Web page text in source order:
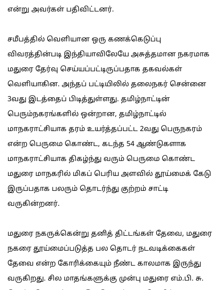
என்று அவர்கள் பதிவிட்டனர்.
சமீபத்தில் வெளியான ஒரு கணக்கெடுப்பு
விவரத்தின்படி இந்தியாவிலேயே அசுத்தமான நகரமாக
மதுரை தேர்வு செய்யப்பட்டிருப்பதாக தகவல்கள்
வெளியாகின. அந்தப் பட்டியிலில் தலைநகர் சென்னை
3வது இடத்தைப் பிடித்துள்ளது. தமிழ்நாட்டின்
பெரும்நகரங்களில் ஒன்றான, தமிழ்நாட்டில்
மாநகராட்சியாக தரம் உயர்த்தப்பட்ட 2வது பெருநகரம்
என்ற பெருமை கொண்ட, கடந்த 54 ஆண்டுகளாக
மாநகராட்சியாக திகழ்ந்து வரும் பெருமை கொண்ட
மதுரை மாநகரில் மிகப் பெரிய அளவில் தூய்மைக் கேடு
இருப்பதாக பலரும் தொடர்ந்து குற்றம் சாட்டி
வருகின்றனர்.
மதுரை நகருக்கென்று தனித் திட்டங்கள் தேவை, மதுரை
நகரை தூய்மைப்படுத்த பல தொடர் நடவடிக்கைகள்
தேவை என்ற கோரிக்கையும் நீண்ட காலமாக இருந்து
வருகிறது. சில மாதங்களுக்கு முன்பு மதுரை எம்.பி. சு.